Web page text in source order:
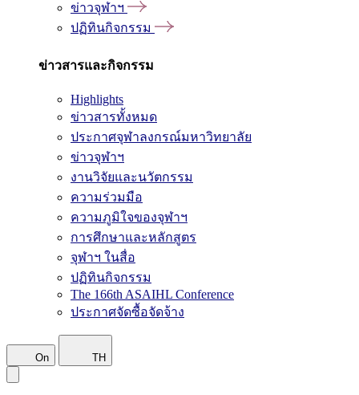
ข่าวจุฬาฯ
ปฏิทินกิจกรรม
ข่าวสารและกิจกรรม
Highlights
ข่าวสารทั้งหมด
ประกาศจุฬาลงกรณ์มหาวิทยาลัย
ข่าวจุฬาฯ
งานวิจัยและนวัตกรรม
ความร่วมมือ
ความภูมิใจของจุฬาฯ
การศึกษาและหลักสูตร
จุฬาฯ ในสื่อ
ปฏิทินกิจกรรม
The 166th ASAIHL Conference
ประกาศจัดซื้อจัดจ้าง
On TH